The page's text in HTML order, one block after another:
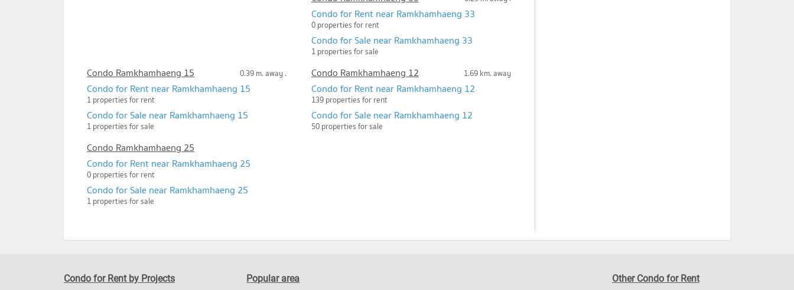
Condo for Rent near Ramkhamhaeng 33
0 properties for rent
Condo for Sale near Ramkhamhaeng 33
1 properties for sale
Condo Ramkhamhaeng 15 0.39 m. away .
Condo for Rent near Ramkhamhaeng 15
1 properties for rent
Condo for Sale near Ramkhamhaeng 15
1 properties for sale
Condo Ramkhamhaeng 12 1.69 km. away
Condo for Rent near Ramkhamhaeng 12
139 properties for rent
Condo for Sale near Ramkhamhaeng 12
50 properties for sale
Condo Ramkhamhaeng 25
Condo for Rent near Ramkhamhaeng 25
0 properties for rent
Condo for Sale near Ramkhamhaeng 25
1 properties for sale
Condo for Rent by Projects Popular area Other Condo for Rent